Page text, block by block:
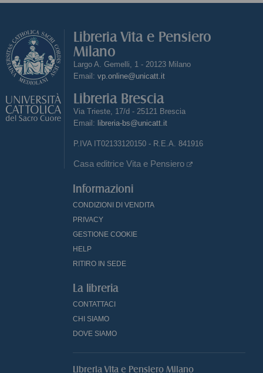
Libreria Vita e Pensiero
Milano
Largo A. Gemelli, 1 - 20123 Milano
Email: vp.online@unicatt.it
Libreria Brescia
Via Trieste, 17/d - 25121 Brescia
Email: libreria-bs@unicatt.it
P.IVA IT02133120150 - R.E.A. 841916
Casa editrice Vita e Pensiero
Informazioni
CONDIZIONI DI VENDITA
PRIVACY
GESTIONE COOKIE
HELP
RITIRO IN SEDE
La libreria
CONTATTACI
CHI SIAMO
DOVE SIAMO
Libreria Vita e Pensiero Milano